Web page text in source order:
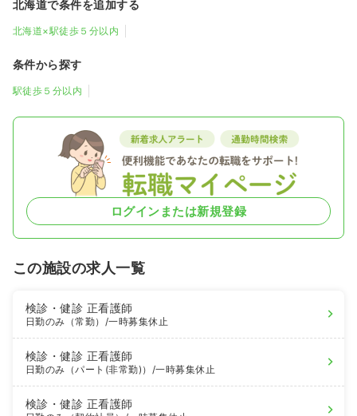
北海道で条件を追加する
北海道×駅徒歩５分以内
条件から探す
駅徒歩５分以内
ログインまたは新規登録
この施設の求人一覧
検診・健診 正看護師
日勤のみ（常勤） /一時募集休止
検診・健診 正看護師
日勤のみ（パート(非常勤)） /一時募集休止
検診・健診 正看護師